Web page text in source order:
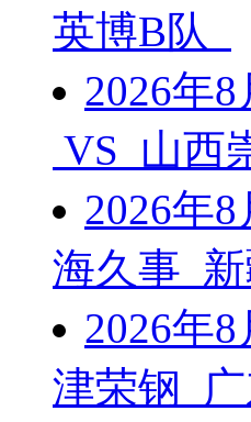
英博B队
2026年
VS 山西
2026年
海久事
2026年
津荣钢